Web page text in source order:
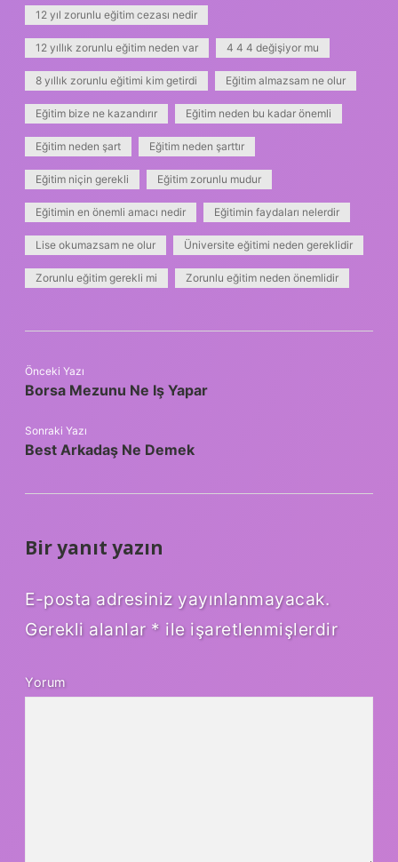
12 yıl zorunlu eğitim cezası nedir
12 yıllık zorunlu eğitim neden var 4 4 4 değişiyor mu
8 yıllık zorunlu eğitimi kim getirdi Eğitim almazsam ne olur
Eğitim bize ne kazandırır Eğitim neden bu kadar önemli
Eğitim neden şart Eğitim neden şarttır
Eğitim niçin gerekli Eğitim zorunlu mudur
Eğitimin en önemli amacı nedir Eğitimin faydaları nelerdir
Lise okumazsam ne olur Üniversite eğitimi neden gereklidir
Zorunlu eğitim gerekli mi Zorunlu eğitim neden önemlidir
Önceki Yazı
Borsa Mezunu Ne Iş Yapar
Sonraki Yazı
Best Arkadaş Ne Demek
Bir yanıt yazın
E-posta adresiniz yayınlanmayacak.
Gerekli alanlar * ile işaretlenmişlerdir
Yorum